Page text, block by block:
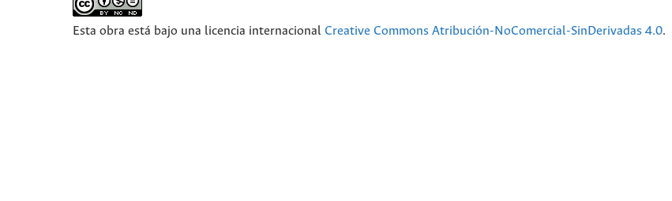
Esta obra está bajo una licencia internacional Creative Commons Atribución-NoComercial-SinDerivadas 4.0.